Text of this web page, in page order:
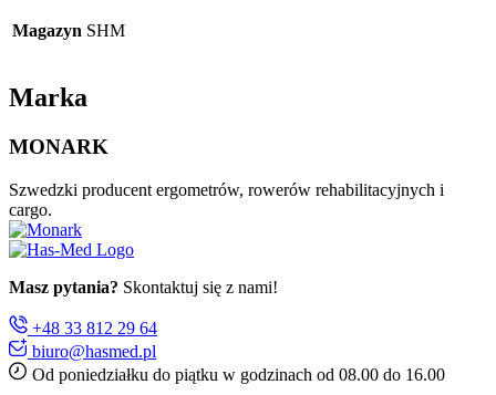
Magazyn SHM
Marka
MONARK
Szwedzki producent ergometrów, rowerów rehabilitacyjnych i
cargo.
Masz pytania? Skontaktuj się z nami!
+48 33 812 29 64
biuro@hasmed.pl
Od poniedziałku do piątku w godzinach od 08.00 do 16.00